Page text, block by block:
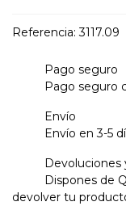
Referencia: 3117.09
Pago seguro
Pago seguro
Envío
Envío en 3-5
Devoluciones
Dispones de
devolver tu